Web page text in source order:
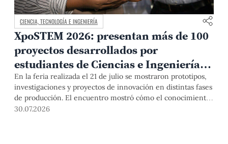
CIENCIA, TECNOLOGÍA E INGENIERÍA
XpoSTEM 2026: presentan más de 100
proyectos desarrollados por
estudiantes de Ciencias e Ingeniería
PUCP orientados a atender
necesidades del país
En la feria realizada el 21 de julio se mostraron prototipos,
investigaciones y proyectos de innovación en distintas fases
de producción. El encuentro mostró cómo el conocimiento
adquirido en las aulas puede responder a desafíos concretos
30.07.2026